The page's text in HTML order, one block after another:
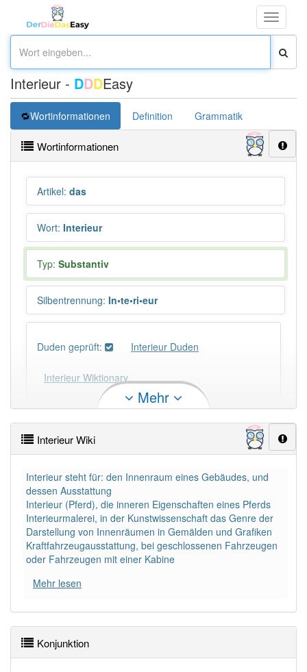
Toggle
Interieur - DDDEasy
Wortinformationen Definition Grammatik
Wortinformationen
Artikel: das
Wort: Interieur
Typ: Substantiv
Silbentrennung: In•te•ri•eur
Duden geprüft: Interieur Duden
Interieur Wiktionary
Artikel:der.
DER:263
DIE:5 Ausnahmen Beispiele
DAS:8Ausnahmen Beispiele
PowerIndex:
Wörter mit Endung-interieur: 1
Mehr
Interieur Wiki
Interieur steht für: den Innenraum eines Gebäudes, und
dessen Ausstattung
Interieur (Pferd), die inneren Eigenschaften eines Pferds
Interieurmalerei, in der Kunstwissenschaft das Genre der
Darstellung von Innenräumen in Gemälden und Grafiken
Kraftfahrzeugausstattung, bei geschlossenen Fahrzeugen
oder Fahrzeugen mit einer Kabine
Mehr lesen
Konjunktion